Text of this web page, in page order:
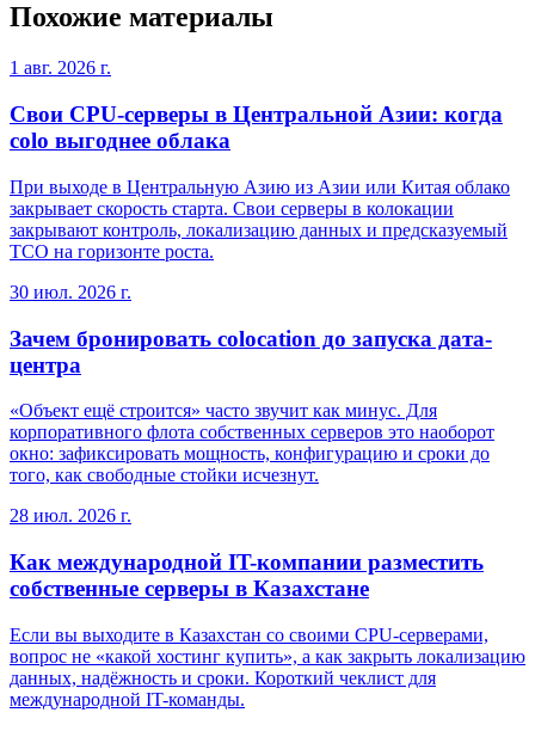
Похожие материалы
1 авг. 2026 г.
Свои CPU-серверы в Центральной Азии: когда
colo выгоднее облака
При выходе в Центральную Азию из Азии или Китая облако
закрывает скорость старта. Свои серверы в колокации
закрывают контроль, локализацию данных и предсказуемый
TCO на горизонте роста.
30 июл. 2026 г.
Зачем бронировать colocation до запуска дата-
центра
«Объект ещё строится» часто звучит как минус. Для
корпоративного флота собственных серверов это наоборот
окно: зафиксировать мощность, конфигурацию и сроки до
того, как свободные стойки исчезнут.
28 июл. 2026 г.
Как международной IT-компании разместить
собственные серверы в Казахстане
Если вы выходите в Казахстан со своими CPU-серверами,
вопрос не «какой хостинг купить», а как закрыть локализацию
данных, надёжность и сроки. Короткий чеклист для
международной IT-команды.